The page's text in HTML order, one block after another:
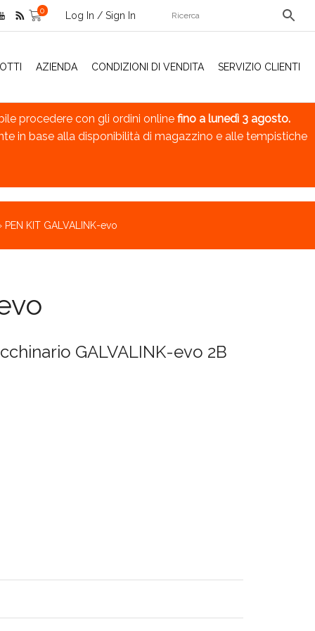
0 Log In / Sign In
AZIENDA CONDIZIONI DI VENDITA SERVIZIO CLIENTI
procedere con gli ordini online fino a lunedì 3 agosto.
in base alla disponibilità di magazzino e alle tempistiche
PEN KIT GALVALINK-evo
GALVALINK-evo 2B